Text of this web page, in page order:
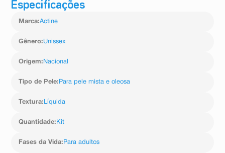
Especificações
Marca:Actine
Gênero:Unissex
Origem: Nacional
Tipo de Pele: Para pele mista e oleosa
Textura: Líquida
Quantidade: Kit
Fases da Vida: Para adultos